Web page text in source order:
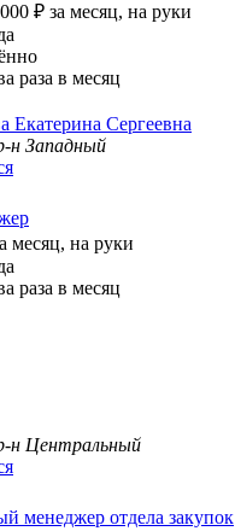
₽ за месяц, на руки
раза в месяц
Екатерина Сергеевна
н Западный
месяц, на руки
раза в месяц
н Центральный
менеджер отдела закупок